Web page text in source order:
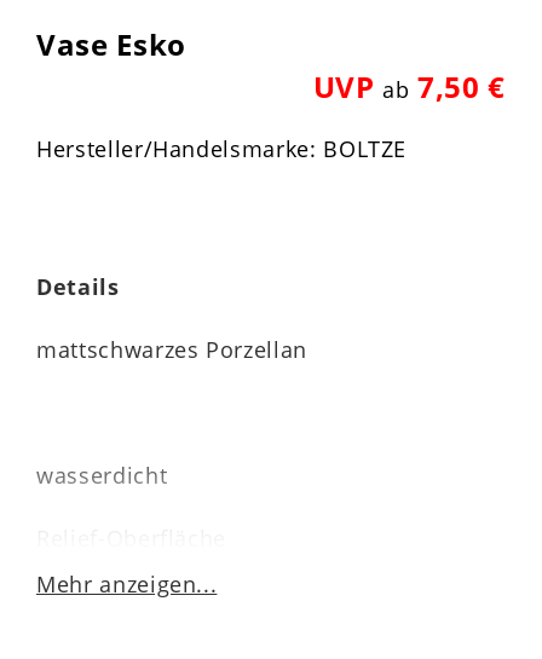
Vase Esko
UVPab 7,50 €
Hersteller/Handelsmarke: BOLTZE
Details
mattschwarzes Porzellan
wasserdicht
Mehr anzeigen...